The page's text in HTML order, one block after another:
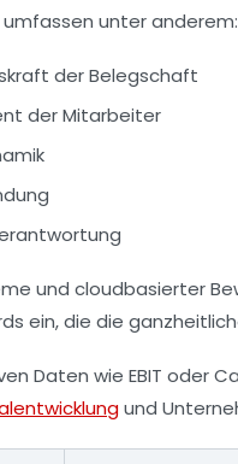
unter anderem:
der Belegschaft
der Mitarbeiter
und cloudbasierter
ein, die die
Daten wie EBIT oder
und